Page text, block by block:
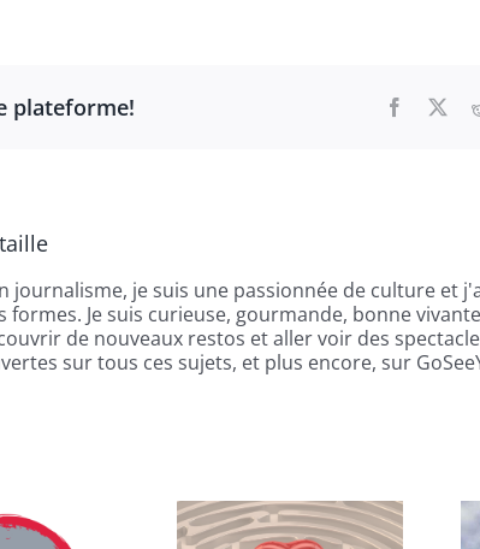
plateforme! Facebook
X
journalisme, je suis une passionnée de culture et
Je suis curieuse, gourmande, bonne
de nouveaux restos et aller voir des
sur tous ces sujets, et plus encore, sur